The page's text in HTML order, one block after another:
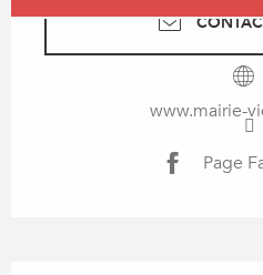
www.mairie-
Page